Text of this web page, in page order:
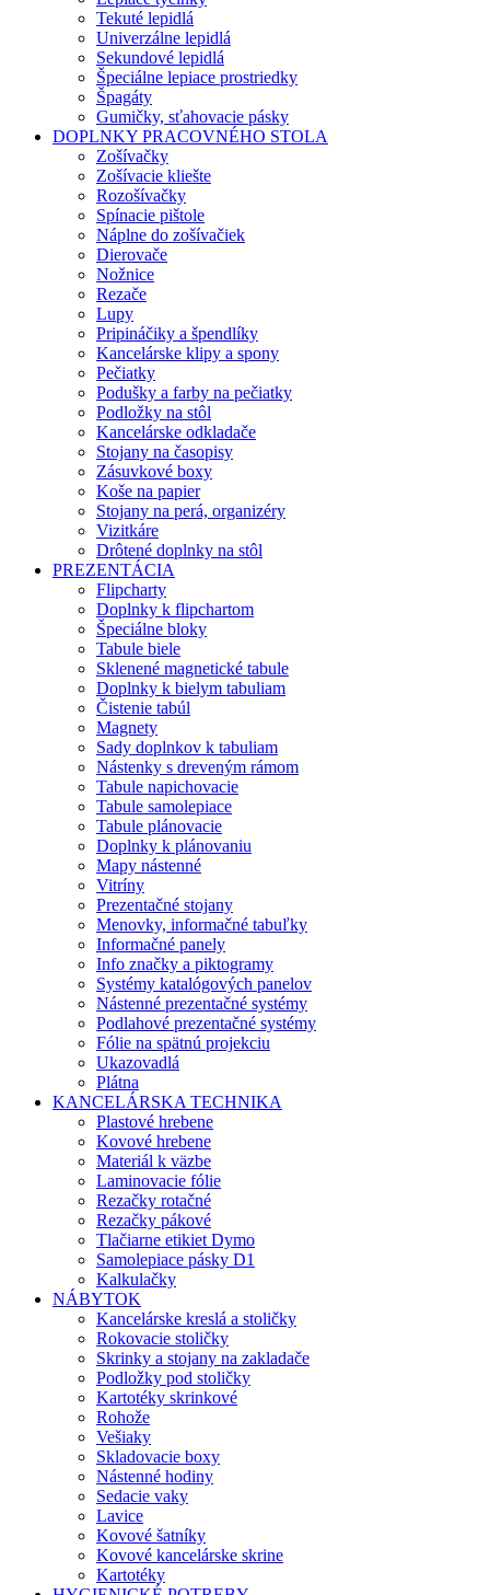
Tekuté lepidlá
Univerzálne lepidlá
Sekundové lepidlá
Špeciálne lepiace prostriedky
Špagáty
Gumičky, sťahovacie pásky
DOPLNKY PRACOVNÉHO STOLA
Zošívačky
Zošívacie kliešte
Rozošívačky
Spínacie pištole
Náplne do zošívačiek
Dierovače
Nožnice
Rezače
Lupy
Pripináčiky a špendlíky
Kancelárske klipy a spony
Pečiatky
Podušky a farby na pečiatky
Podložky na stôl
Kancelárske odkladače
Stojany na časopisy
Zásuvkové boxy
Koše na papier
Stojany na perá, organizéry
Vizitkáre
Drôtené doplnky na stôl
PREZENTÁCIA
Flipcharty
Doplnky k flipchartom
Špeciálne bloky
Tabule biele
Sklenené magnetické tabule
Doplnky k bielym tabuliam
Čistenie tabúl
Magnety
Sady doplnkov k tabuliam
Nástenky s dreveným rámom
Tabule napichovacie
Tabule samolepiace
Tabule plánovacie
Doplnky k plánovaniu
Mapy nástenné
Vitríny
Prezentačné stojany
Menovky, informačné tabuľky
Informačné panely
Info značky a piktogramy
Systémy katalógových panelov
Nástenné prezentačné systémy
Podlahové prezentačné systémy
Fólie na spätnú projekciu
Ukazovadlá
Plátna
KANCELÁRSKA TECHNIKA
Plastové hrebene
Kovové hrebene
Materiál k väzbe
Laminovacie fólie
Rezačky rotačné
Rezačky pákové
Tlačiarne etikiet Dymo
Samolepiace pásky D1
Kalkulačky
NÁBYTOK
Kancelárske kreslá a stoličky
Rokovacie stoličky
Skrinky a stojany na zakladače
Podložky pod stoličky
Kartotéky skrinkové
Rohože
Vešiaky
Skladovacie boxy
Nástenné hodiny
Sedacie vaky
Lavice
Kovové šatníky
Kovové kancelárske skrine
Kartotéky